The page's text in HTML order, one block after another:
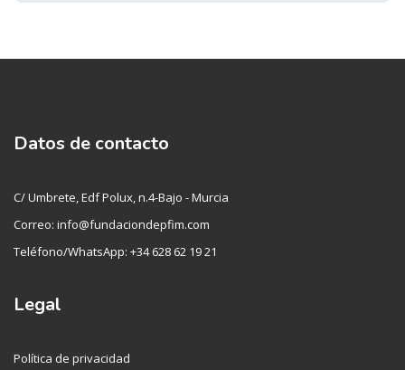
Datos de contacto
C/ Umbrete, Edf Polux, n.4-Bajo - Murcia
Correo: info@fundaciondepfim.com
Teléfono/WhatsApp: +34 628 62 19 21
Legal
Política de privacidad